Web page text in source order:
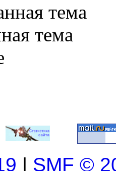
тема
тема
| SMF ©